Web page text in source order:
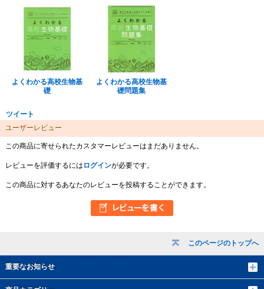
このページのトップへ
重要なお知らせ
よくわかる高校生物基
礎
よくわかる高校生物基
礎問題集
ツイート
ユーザーレビュー
この商品に寄せられたカスタマーレビューはまだありません。
レビューを評価するには ログインが必要です。
この商品に対するあなたのレビューを投稿することができます。